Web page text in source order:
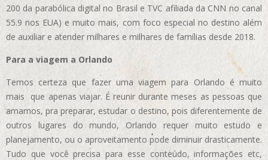
200 da parabólica digital no Brasil e TVC afiliada da CNN no canal
55.9 nos EUA) e muito mais, com foco especial no destino além
de auxiliar e atender milhares e milhares de famílias desde 2018.
Para a viagem a Orlando
Temos certeza que fazer uma viagem para Orlando é muito
mais que apenas viajar. É reunir durante meses as pessoas que
amamos, pra preparar, estudar o destino, pois diferentemente de
outros lugares do mundo, Orlando requer muito estudo e
planejamento, ou o aproveitamento pode diminuir drasticamente.
Tudo que você precisa para esse conteúdo, informações etc,